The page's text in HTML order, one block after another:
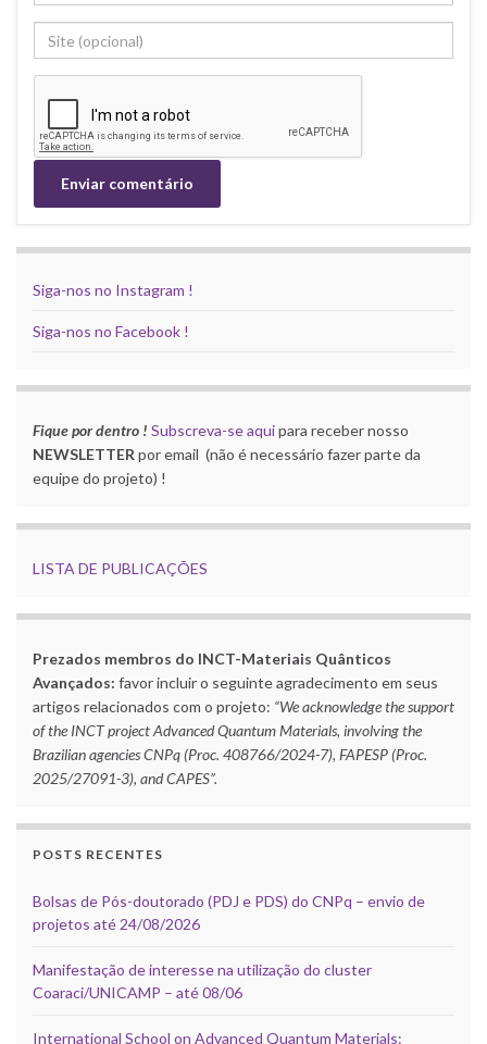
Siga-nos no Instagram !
Siga-nos no Facebook !
Fique por dentro ! Subscreva-se aquipara receber nosso
NEWSLETTER por email (não é necessário fazer parte da
equipe do projeto) !
LISTA DE PUBLICAÇÕES
Prezados membros do INCT-Materiais Quânticos
Avançados: favor incluir o seguinte agradecimento em seus
artigos relacionados com o projeto: “We acknowledge the support
of the INCT project Advanced Quantum Materials, involving the
Brazilian agencies CNPq (Proc. 408766/2024-7), FAPESP (Proc.
2025/27091-3), and CAPES”.
POSTS RECENTES
Bolsas de Pós-doutorado (PDJ e PDS) do CNPq – envio de
projetos até 24/08/2026
Manifestação de interesse na utilização do cluster
Coaraci/UNICAMP – até 08/06
International School on Advanced Quantum Materials: